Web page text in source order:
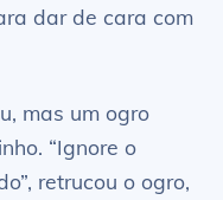
dar de cara com
mas um ogro
“Ignore o
retrucou o ogro,